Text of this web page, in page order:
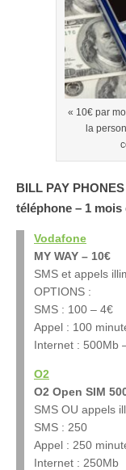
« 10€ par
la
BILL PAY
téléphone – 1 mois
Vodafone
MY WAY – 10€
SMS et appels
OPTIONS :
SMS : 100 – 4€
Appel : 100
Internet : 500Mb
O2
O2 Open SIM
SMS OU appels
SMS : 250
Appel : 250
Internet : 250Mb